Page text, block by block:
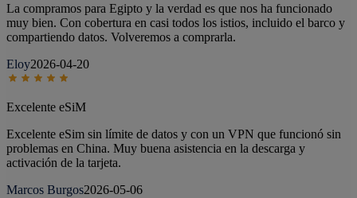
La compramos para Egipto y la verdad es que nos ha funcionado
muy bien. Con cobertura en casi todos los istios, incluido el barco y
compartiendo datos. Volveremos a comprarla.
Eloy2026-04-20
Excelente eSiM
Excelente eSim sin límite de datos y con un VPN que funcionó sin
problemas en China. Muy buena asistencia en la descarga y
activación de la tarjeta.
Marcos Burgos2026-05-06